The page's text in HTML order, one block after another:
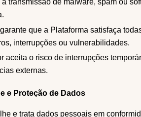
que a Plataforma satisfaça
interrupções ou vulnerabilidades.
aceita o risco de interrupções
externas.
e Proteção de Dados
e trata dados pessoais em